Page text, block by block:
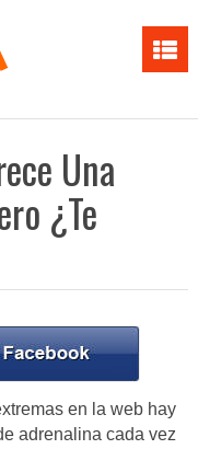
Una
¿Te
en la web hay
adrenalina cada vez